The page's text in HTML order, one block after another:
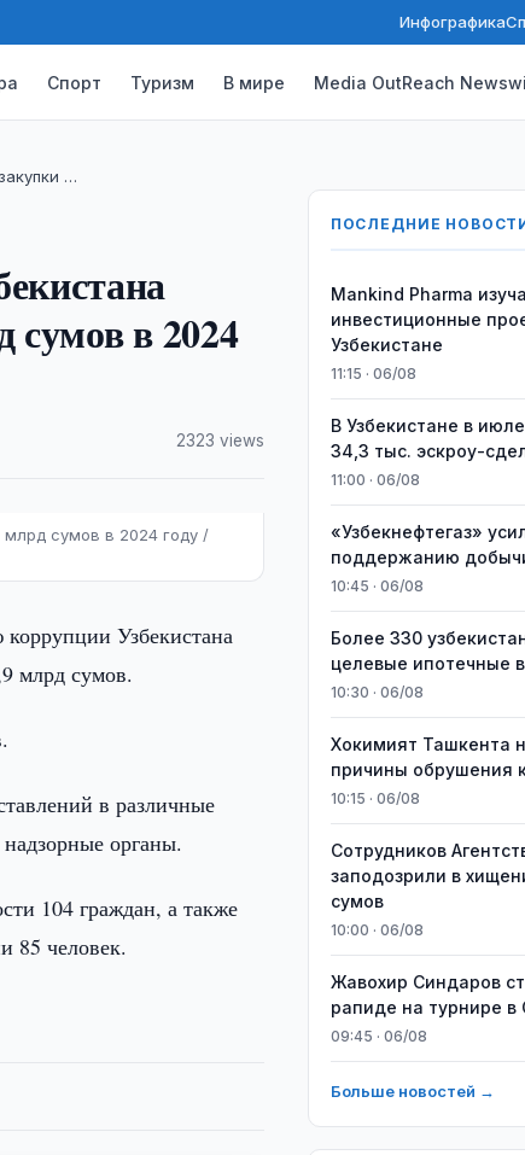
Инфографика
Спорт Туризм В мире Media OutReach
…
сумов в 2024
2323 views
млрд сумов в 2024 году /
Узбекистана
млрд сумов.
в различные
органы.
104 граждан, а также
85 человек.
ПОСЛЕДНИЕ
Mankind Pharma
инвестиционные
Узбекистане
11:15 · 06/08
В Узбекистане в
34,3 тыс. эскроу-
11:00 · 06/08
«Узбекнефтегаз»
поддержанию
10:45 · 06/08
Более 330
целевые ипотечные
10:30 · 06/08
Хокимият Ташкента
причины обрушения
10:15 · 06/08
Сотрудников
заподозрили в
сумов
10:00 · 06/08
Жавохир Синдаров
рапиде на турнире в
09:45 · 06/08
Больше новостей →